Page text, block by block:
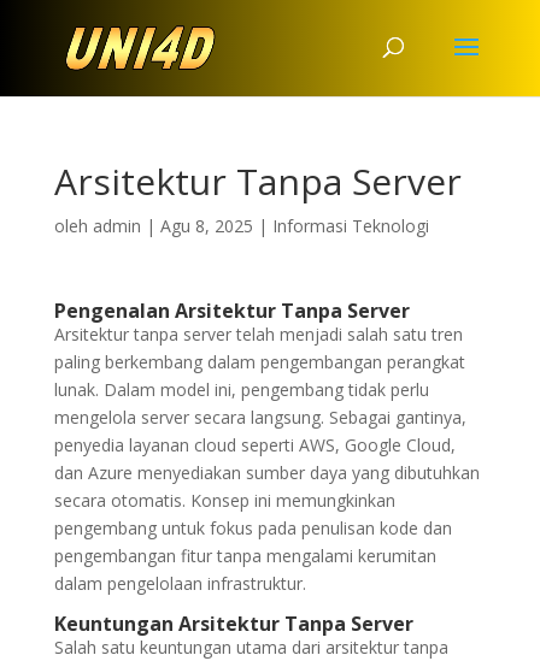
Arsitektur Tanpa Server
oleh admin | Agu 8, 2025 | Informasi Teknologi
Pengenalan Arsitektur Tanpa Server
Arsitektur tanpa server telah menjadi salah satu tren
paling berkembang dalam pengembangan perangkat
lunak. Dalam model ini, pengembang tidak perlu
mengelola server secara langsung. Sebagai gantinya,
penyedia layanan cloud seperti AWS, Google Cloud,
dan Azure menyediakan sumber daya yang dibutuhkan
secara otomatis. Konsep ini memungkinkan
pengembang untuk fokus pada penulisan kode dan
pengembangan fitur tanpa mengalami kerumitan
dalam pengelolaan infrastruktur.
Keuntungan Arsitektur Tanpa Server
Salah satu keuntungan utama dari arsitektur tanpa